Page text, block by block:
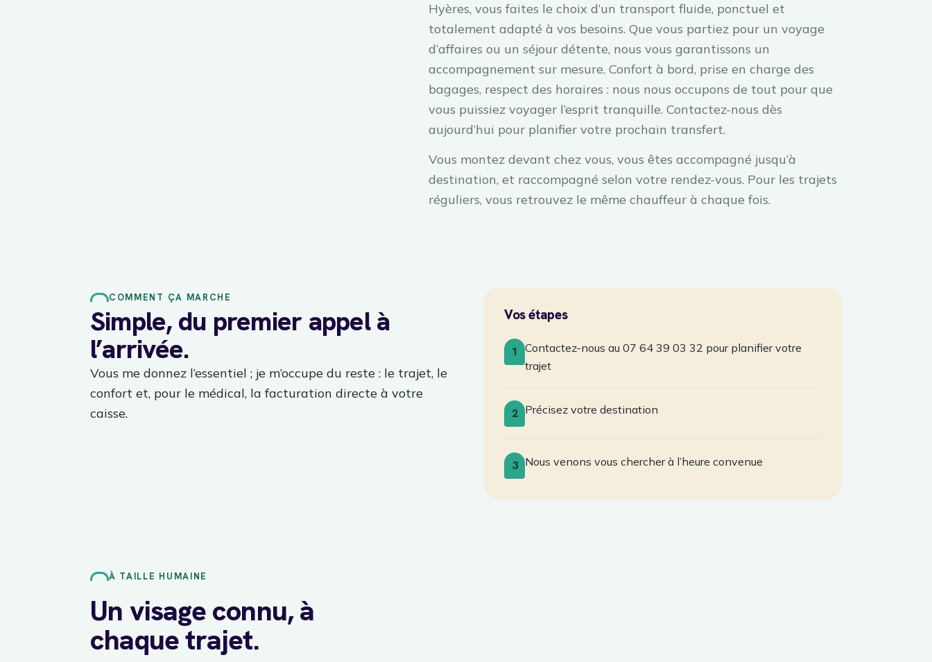
Hyères, vous faites le choix d’un transport fluide, ponctuel et
totalement adapté à vos besoins. Que vous partiez pour un voyage
d’affaires ou un séjour détente, nous vous garantissons un
accompagnement sur mesure. Confort à bord, prise en charge des
bagages, respect des horaires : nous nous occupons de tout pour que
vous puissiez voyager l’esprit tranquille. Contactez-nous dès
aujourd’hui pour planifier votre prochain transfert.
Vous montez devant chez vous, vous êtes accompagné jusqu’à
destination, et raccompagné selon votre rendez-vous. Pour les trajets
réguliers, vous retrouvez le même chauffeur à chaque fois.
COMMENT ÇA MARCHE
Simple, du premier appel à
l’arrivée.
Vous me donnez l’essentiel ; je m’occupe du reste : le trajet, le
confort et, pour le médical, la facturation directe à votre
caisse.
Vos étapes
1
Contactez-nous au 07 64 39 03 32 pour planifier votre
trajet
2 Précisez votre destination
3 Nous venons vous chercher à l’heure convenue
À TAILLE HUMAINE
Un visage connu, à
chaque trajet.